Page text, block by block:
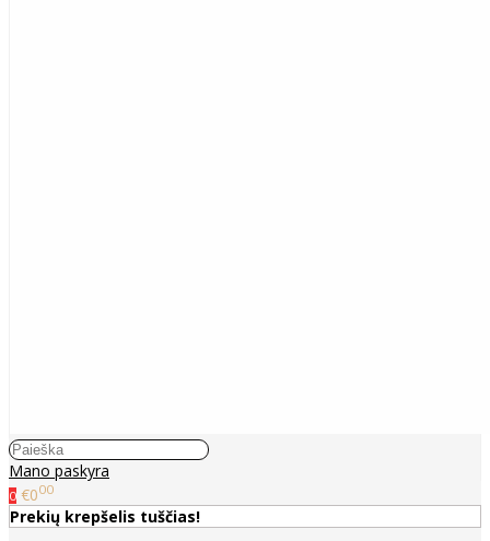
Mano paskyra
0 €000
Prekių krepšelis tuščias!